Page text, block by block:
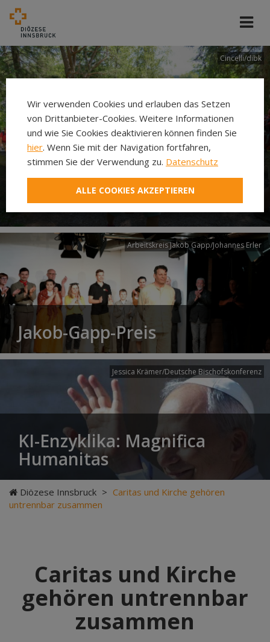
Cincelli/dibk
Neuer Pilgerweg Via
Laudato si’
Arbeitskreis Jakob Gapp/Johannes Erler
Jakob-Gapp-Preis
Jessica Krämer/Deutsche Bischofskonferenz
KI-Enzyklika: Magnifica
Humanitas
Diözese Innsbruck > Caritas und Kirche gehören
untrennbar zusammen
Caritas und Kirche
gehören untrennbar
zusammen
Wir verwenden Cookies und erlauben das Setzen
von Drittanbieter-Cookies. Weitere Informationen
und wie Sie Cookies deaktivieren können finden Sie
hier. Wenn Sie mit der Navigation fortfahren,
stimmen Sie der Verwendung zu. Datenschutz
ALLE COOKIES AKZEPTIEREN